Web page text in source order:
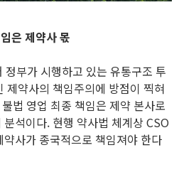
은 제약사 몫
부가 시행하고 있는 유통구조 투
제약사의 책임주의에 방점이 찍혀
법 영업 최종 책임은 제약 본사로
석이다. 현행 약사법 체계상 CSO
사가 종국적으로 책임져야 한다